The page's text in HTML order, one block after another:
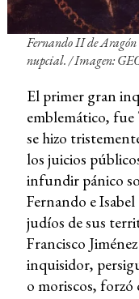
Fernando II de
nupcial. /Imagen:
El primer gran
emblemático, fue
se hizo
los juicios
infundir pánico
Fernando e
judíos de sus
Francisco
inquisidor,
o moriscos, forzó